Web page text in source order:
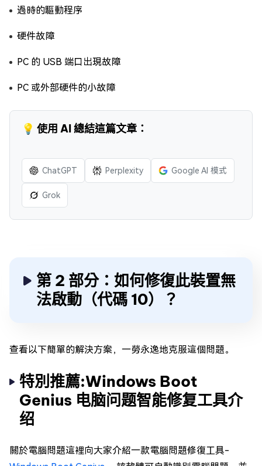
過時的驅動程序
硬件故障
PC 的 USB 端口出現故障
PC 或外部硬件的小故障
💡 使用 AI 總結這篇文章：
ChatGPT Perplexity Google AI 模式
Grok
第 2 部分：如何修復此裝置無
法啟動（代碼 10）？
查看以下簡單的解決方案，一勞永逸地克服這個問題。
特別推薦:Windows Boot
Genius 电脑问题智能修复工具介
绍
關於電腦問題這裡向大家介紹一款電腦問題修復工具-